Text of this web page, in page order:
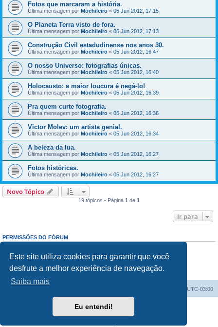
Este site utiliza cookies para garantir que você
desfrute a melhor experiência de navegação.
Saiba mais
Eu entendi!
Fotos que marcaram a história.
Última mensagem por Mochileiro « 05 Jun 2012, 17:15
O Planeta Terra visto de fora.
Última mensagem por Mochileiro « 05 Jun 2012, 17:13
Construção Civil estadudinense nos anos 30.
Última mensagem por Mochileiro « 05 Jun 2012, 16:47
O nosso Universo: fotografias únicas.
Última mensagem por Mochileiro « 05 Jun 2012, 16:40
Holocausto: a maior loucura é negá-lo!
Última mensagem por Mochileiro « 05 Jun 2012, 16:39
Pra quem curte fotografia.
Última mensagem por Mochileiro « 05 Jun 2012, 16:36
Victor Molev: um artista genial.
Última mensagem por Mochileiro « 05 Jun 2012, 16:34
A beleza da lua.
Última mensagem por Mochileiro « 05 Jun 2012, 16:27
Fotos históricas.
Última mensagem por Mochileiro « 05 Jun 2012, 16:27
Novo Tópico
19 tópicos • Página 1 de 1
Ir para
PERMISSÕES DO FÓRUM
Responder mensagens:
Proibido
Editar mensagens:Proibido
Excluir mensagens:Proibido
UTC-03:00
phpBB® Forum Software © phpBB Limited
Suporte phpBB